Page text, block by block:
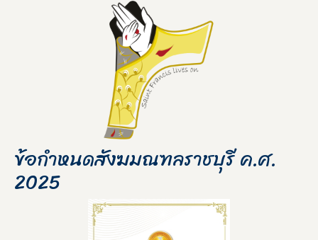
ข้อกำหนดสังฆมณฑลราชบุรี ค.ศ.
2025